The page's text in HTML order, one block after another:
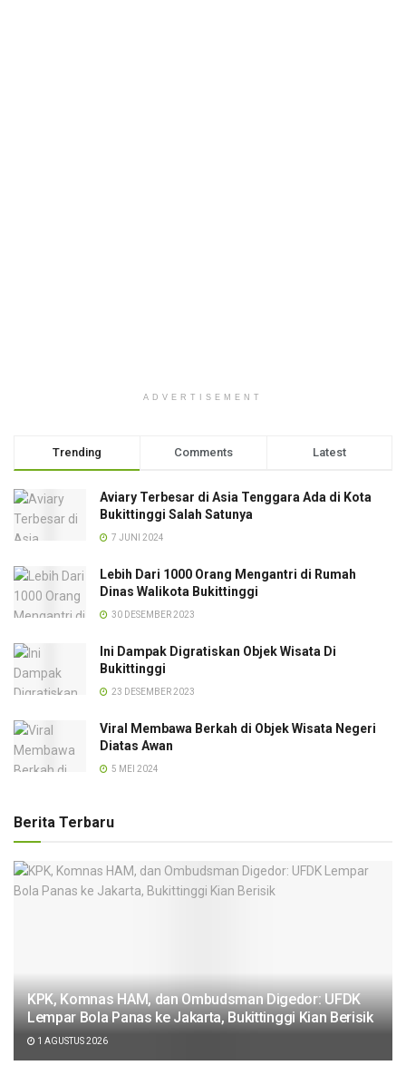
ADVERTISEMENT
Trending Comments Latest
Aviary Terbesar di Asia Tenggara Ada di Kota
Bukittinggi Salah Satunya
7 JUNI 2024
Lebih Dari 1000 Orang Mengantri di Rumah
Dinas Walikota Bukittinggi
30 DESEMBER 2023
Ini Dampak Digratiskan Objek Wisata Di
Bukittinggi
23 DESEMBER 2023
Viral Membawa Berkah di Objek Wisata Negeri
Diatas Awan
5 MEI 2024
Berita Terbaru
KPK, Komnas HAM, dan Ombudsman Digedor: UFDK
Lempar Bola Panas ke Jakarta, Bukittinggi Kian Berisik
1 AGUSTUS 2026